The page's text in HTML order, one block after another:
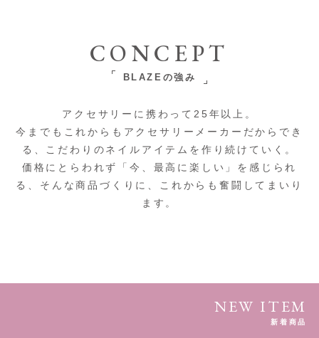
CONCEPT
BLAZEの強み
アクセサリーに携わって25年以上。
今までもこれからもアクセサリーメーカーだからでき
る、こだわりのネイルアイテムを作り続けていく。
価格にとらわれず「今、最高に楽しい」を感じられ
る、そんな商品づくりに、これからも奮闘してまいり
ます。
NEW ITEM
新着商品